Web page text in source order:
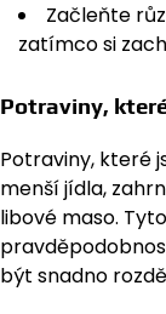
Začleňte
zatímco si
Potraviny,
Potraviny, které
menší jídla,
libové maso.
být snadno